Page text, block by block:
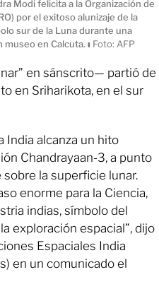
Modi felicita a la Organización de
por el exitoso alunizaje de la
sur de la Luna durante una
en Calcuta. ı Foto: AFP
en sánscrito— partió de
en Sriharikota, en el sur
India alcanza un hito
Chandrayaan-3, a punto
la superficie lunar.
enorme para la Ciencia,
indias, símbolo del
exploración espacial”, dijo
Espaciales India
en un comunicado el